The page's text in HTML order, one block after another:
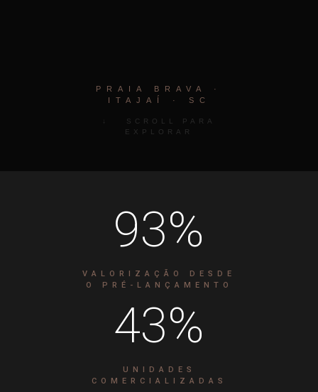
PRAIA BRAVA ·
ITAJAÍ · SC
↓ SCROLL PARA
EXPLORAR
93%
VALORIZAÇÃO DESDE
O PRÉ-LANÇAMENTO
43%
UNIDADES
COMERCIALIZADAS